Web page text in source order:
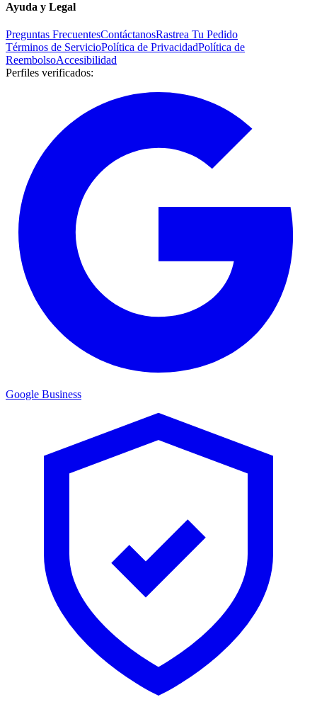
Ayuda y Legal
Preguntas FrecuentesContáctanosRastrea Tu Pedido
Términos de ServicioPolítica de PrivacidadPolítica de
ReembolsoAccesibilidad
Perfiles verificados:
Google Business